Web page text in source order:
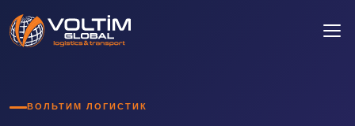
ВОЛЬТИМ ЛОГИСТИК